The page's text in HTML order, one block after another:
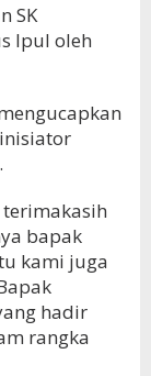
SK
Ipul oleh
bapak
kami juga
hadir
rangka